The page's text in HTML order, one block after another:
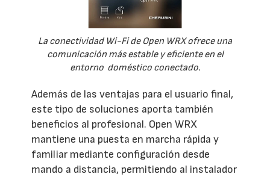
La conectividad Wi-Fi de Open WRX ofrece una
comunicación más estable y eficiente en el
entorno doméstico conectado.
Además de las ventajas para el usuario final,
este tipo de soluciones aporta también
beneficios al profesional. Open WRX
mantiene una puesta en marcha rápida y
familiar mediante configuración desde
mando a distancia, permitiendo al instalador